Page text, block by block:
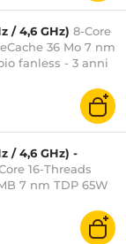
/ 4,6 GHz) 8-Core
36 Mo 7 nm
fanless - 3 anni
/ 4,6 GHz) -
16-Threads
7 nm TDP 65W
del